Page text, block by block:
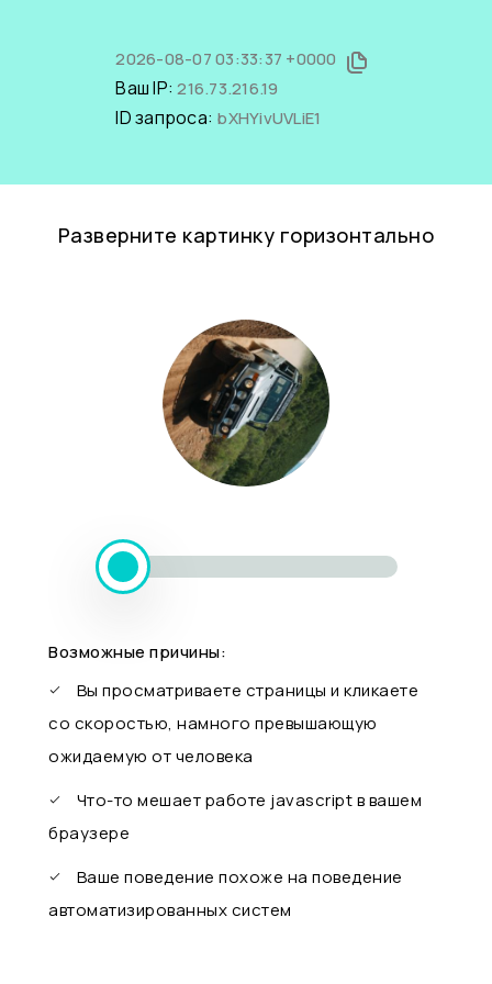
2026-08-07 03:33:37 +0000
Ваш IP:216.73.216.19
ID запроса: bXHYivUVLiE1
Разверните картинку горизонтально
Возможные причины:
Вы просматриваете страницы и кликаете
со скоростью, намного превышающую
ожидаемую от человека
Что-то мешает работе javascript в вашем
браузере
Ваше поведение похоже на поведение
автоматизированных систем